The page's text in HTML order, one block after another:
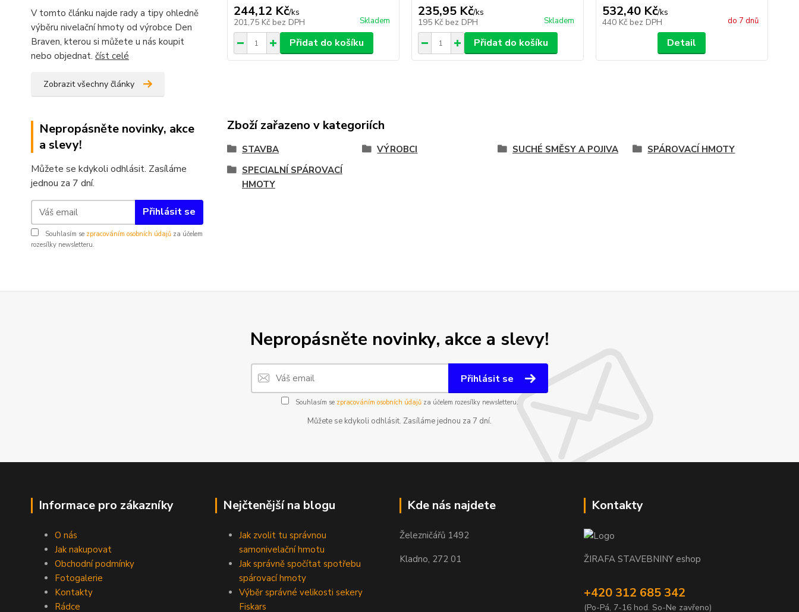
V tomto článku najde rady a tipy ohledně
výběru nivelační hmoty od výrobce Den
Braven, kterou si můžete u nás koupit
nebo objednat. číst celé
Zobrazit všechny články
Nepropásněte novinky, akce
a slevy!
Můžete se kdykoli odhlásit. Zasíláme
jednou za 7 dní.
Přihlásit se
Souhlasím se zpracováním osobních údajů za účelem
rozesílky newsletteru.
244,12 Kč/ks
201,75 Kč bez DPH Skladem
Přidat do košíku
235,95 Kč/ks
195 Kč bez DPH Skladem
Přidat do košíku
532,40 Kč/ks
440 Kč bez DPH do 7 dnů
Detail
Zboží zařazeno v kategoriích
STAVBA VÝROBCI SUCHÉ SMĚSY A POJIVA
SPÁROVACÍ HMOTY
SPECIALNÍ SPÁROVACÍ
HMOTY
Nepropásněte novinky, akce a slevy!
Přihlásit se
Souhlasím se zpracováním osobních údajůza účelem rozesílky newsletteru.
Můžete se kdykoli odhlásit. Zasíláme jednou za 7 dní.
Informace pro zákazníky
O nás
Jak nakupovat
Obchodní podmínky
Fotogalerie
Kontakty
Rádce
Nejčtenější na blogu
Jak zvolit tu správnou
samonivelační hmotu
Jak správně spočítat spotřebu
spárovací hmoty
Výběr správné velikosti sekery
Fiskars
Kde nás najdete
Železničářů 1492
Kladno, 272 01
Kontakty
ŽIRAFA STAVEBNINY eshop
+420 312 685 342
(Po-Pá, 7-16 hod. So-Ne zavřeno)